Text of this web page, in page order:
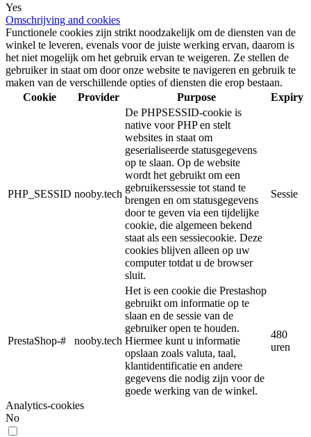
Yes
Omschrijving and cookies
Functionele cookies zijn strikt noodzakelijk om de diensten van de
winkel te leveren, evenals voor de juiste werking ervan, daarom is
het niet mogelijk om het gebruik ervan te weigeren. Ze stellen de
gebruiker in staat om door onze website te navigeren en gebruik te
maken van de verschillende opties of diensten die erop bestaan.
Cookie
Provider Purpose Expiry
PHP_SESSID nooby.tech
De PHPSESSID-cookie is
native voor PHP en stelt
websites in staat om
geserialiseerde statusgegevens
op te slaan. Op de website
wordt het gebruikt om een
gebruikerssessie tot stand te
brengen en om statusgegevens
door te geven via een tijdelijke
cookie, die algemeen bekend
staat als een sessiecookie. Deze
cookies blijven alleen op uw
computer totdat u de browser
sluit.
Sessie
PrestaShop-# nooby.tech
Het is een cookie die Prestashop
gebruikt om informatie op te
slaan en de sessie van de
gebruiker open te houden.
Hiermee kunt u informatie
opslaan zoals valuta, taal,
klantidentificatie en andere
gegevens die nodig zijn voor de
goede werking van de winkel.
480
uren
Analytics-cookies
No